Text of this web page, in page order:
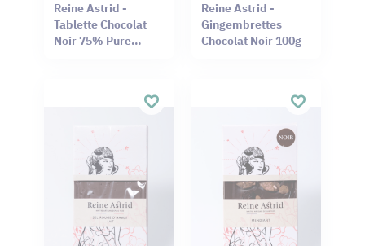
Reine Astrid -
Tablette Chocolat
Noir 75% Pure
Reine Astrid -
Gingembrettes
Chocolat Noir 100g